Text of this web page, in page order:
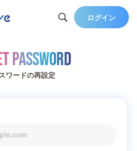
ログイン
Password
ワードの再設定